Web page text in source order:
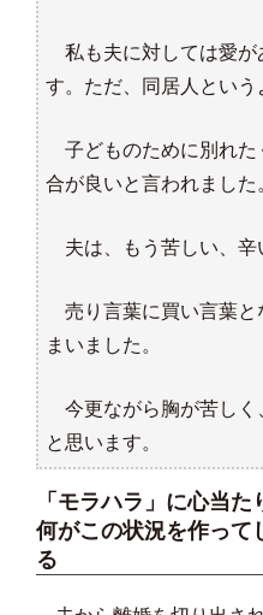
私も夫に対しては愛が
す。ただ、同居人とい
子どものために別れた
合が良いと言われました
夫は、もう苦しい、辛
売り言葉に買い言葉と
まいました。
今更ながら胸が苦しく
と思います。
「モラハラ」に心当
何がこの状況を作って
る